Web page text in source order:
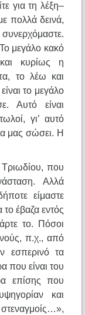
για τη λέξη–
πολλά δεινά,
συνερχόμαστε.
μεγάλο κακό
κυρίως η
το λέω και
το μεγάλο
Αυτό είναι
γι’ αυτό
μας σώσει. Η
που
Αλλά
είμαστε
έβαζα εντός
το. Πόσοι
π.χ., από
εσπερινό τα
που είναι του
επίσης που
και